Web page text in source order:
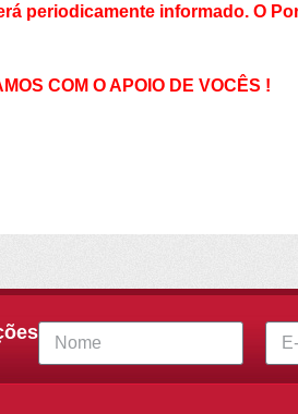
periodicamente informado. O
COM O APOIO DE VOCÊS !